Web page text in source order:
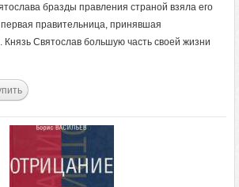
бразды правления страной взяла его
первая правительница, принявшая
Князь Святослав большую часть своей жизни